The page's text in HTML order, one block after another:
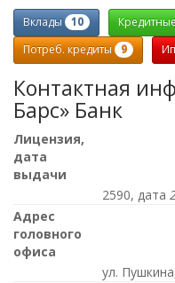
Вклады 10
Потреб. кредиты 9
Контактная
Барс» Банк
Лицензия,
дата
выдачи
2590, дата
Адрес
головного
офиса
ул.